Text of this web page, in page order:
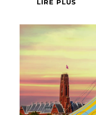
LIRE PLUS
LE
?